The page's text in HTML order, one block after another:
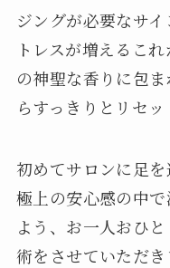
ジングが必要なサ
トレスが増えるこ
の神聖な香りに包
らすっきりとリセッ
初めてサロンに足を
極上の安心感の中
よう、お一人おひ
術をさせていただ